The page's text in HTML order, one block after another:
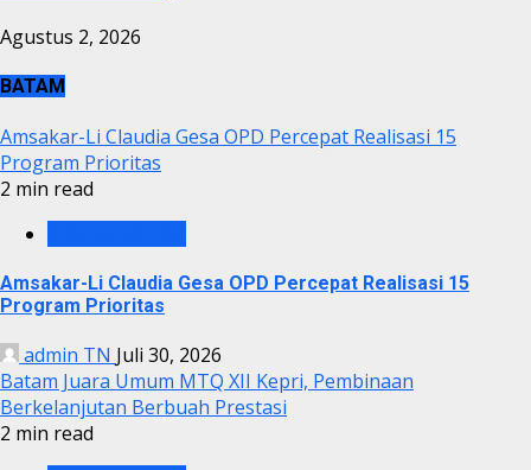
Agustus 2, 2026
BATAM
Amsakar-Li Claudia Gesa OPD Percepat Realisasi 15
Program Prioritas
2 min read
Amsakar-Li Claudia Gesa OPD Percepat Realisasi 15
Program Prioritas
admin TN Juli 30, 2026
Batam Juara Umum MTQ XII Kepri, Pembinaan
Berkelanjutan Berbuah Prestasi
2 min read